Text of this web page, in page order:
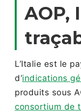
AOP,
L’Italie est le
d’indications
produits sous
consortium de